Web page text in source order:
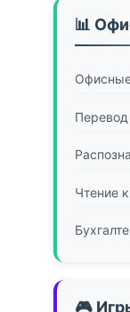
📊
Перевод
Чтение
🎮